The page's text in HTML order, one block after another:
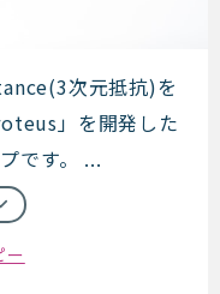
次元抵抗)を
」を開発した
です。 ...
ー